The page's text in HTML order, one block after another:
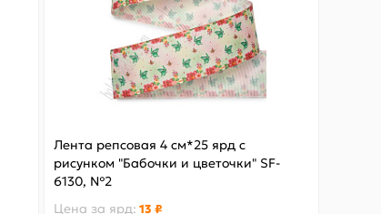
Лента репсовая 4 см*25 ярд с
рисунком "Бабочки и цветочки" SF-
6130, №2
Цена за ярд: 13 ₽